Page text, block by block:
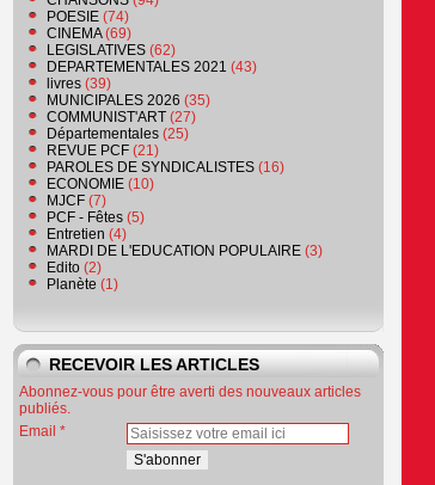
POESIE (74)
CINEMA(69)
LEGISLATIVES (62)
DEPARTEMENTALES 2021 (43)
livres (39)
MUNICIPALES 2026 (35)
COMMUNIST'ART (27)
Départementales (25)
REVUE PCF (21)
PAROLES DE SYNDICALISTES (16)
ECONOMIE (10)
MJCF (7)
PCF - Fêtes (5)
Entretien (4)
MARDI DE L'EDUCATION POPULAIRE (3)
Edito (2)
Planète (1)
RECEVOIR LES ARTICLES
Abonnez-vous pour être averti des nouveaux articles
publiés.
Email